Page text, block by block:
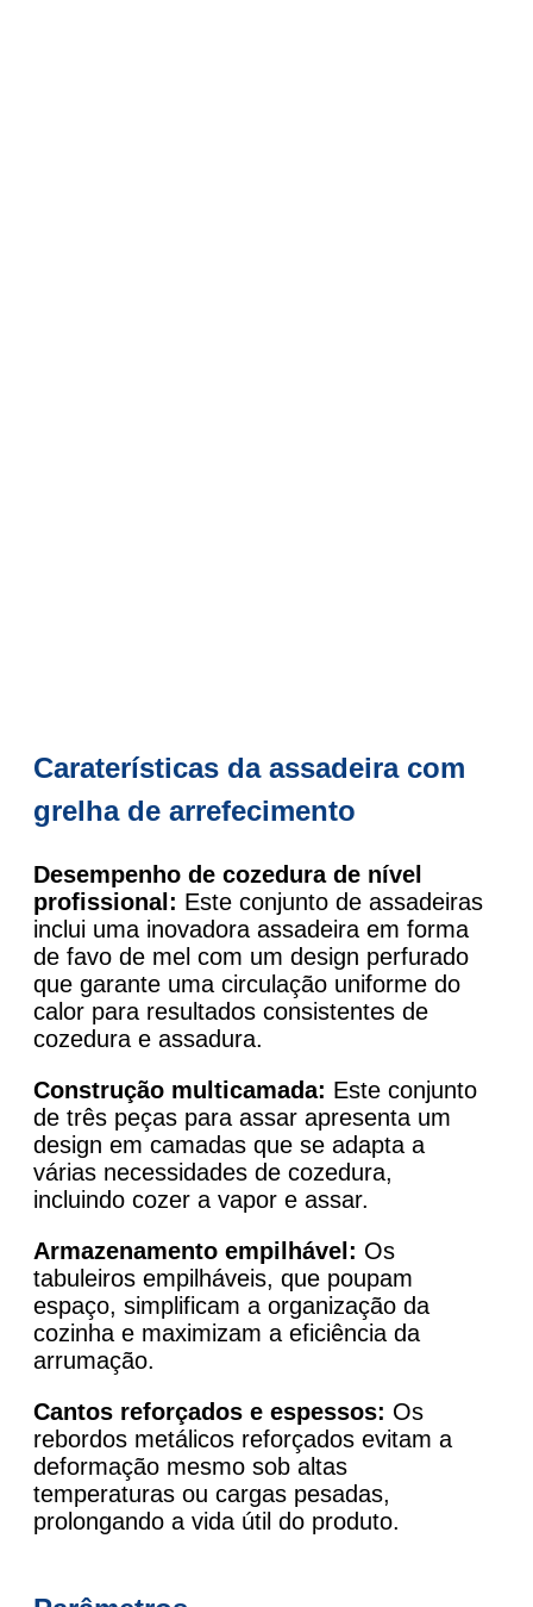
Caraterísticas da assadeira com
grelha de arrefecimento
Desempenho de cozedura de nível
profissional: Este conjunto de assadeiras
inclui uma inovadora assadeira em forma
de favo de mel com um design perfurado
que garante uma circulação uniforme do
calor para resultados consistentes de
cozedura e assadura.
Construção multicamada: Este conjunto
de três peças para assar apresenta um
design em camadas que se adapta a
várias necessidades de cozedura,
incluindo cozer a vapor e assar.
Armazenamento empilhável: Os
tabuleiros empilháveis, que poupam
espaço, simplificam a organização da
cozinha e maximizam a eficiência da
arrumação.
Cantos reforçados e espessos: Os
rebordos metálicos reforçados evitam a
deformação mesmo sob altas
temperaturas ou cargas pesadas,
prolongando a vida útil do produto.